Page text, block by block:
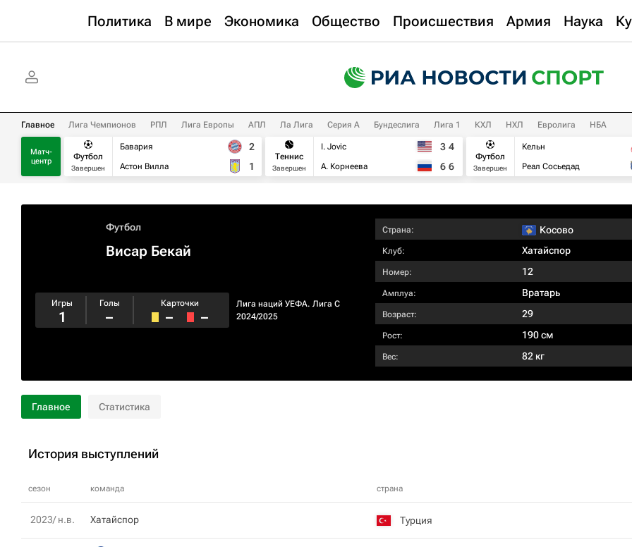
Политика В мире Экономика Общество Происшествия Армия Наука
Главное Лига Чемпионов РПЛ Лига Европы АПЛ Ла Лига Серия А Бундеслига Лига 1 КХЛ НХЛ Евролига НБА
Матч-
центр
Футбол
Завершен
Бавария
Астон Вилла
2
1
Теннис
Завершен
I. Jovic
А. Корнеева
3 4
6 6
Футбол
Завершен
Кельн
Реал Сосьедад
Футбол
Висар Бекай
Лига наций УЕФА. Лига C
2024/2025
Игры
1
Голы
–
Карточки
– –
Страна: Косово
Клуб: Хатайспор
Номер: 12
Амплуа: Вратарь
Возраст: 29
Рост: 190 см
Вес: 82 кг
Главное Статистика
История выступлений
сезон команда страна
2023/ н.в. Хатайспор Турция